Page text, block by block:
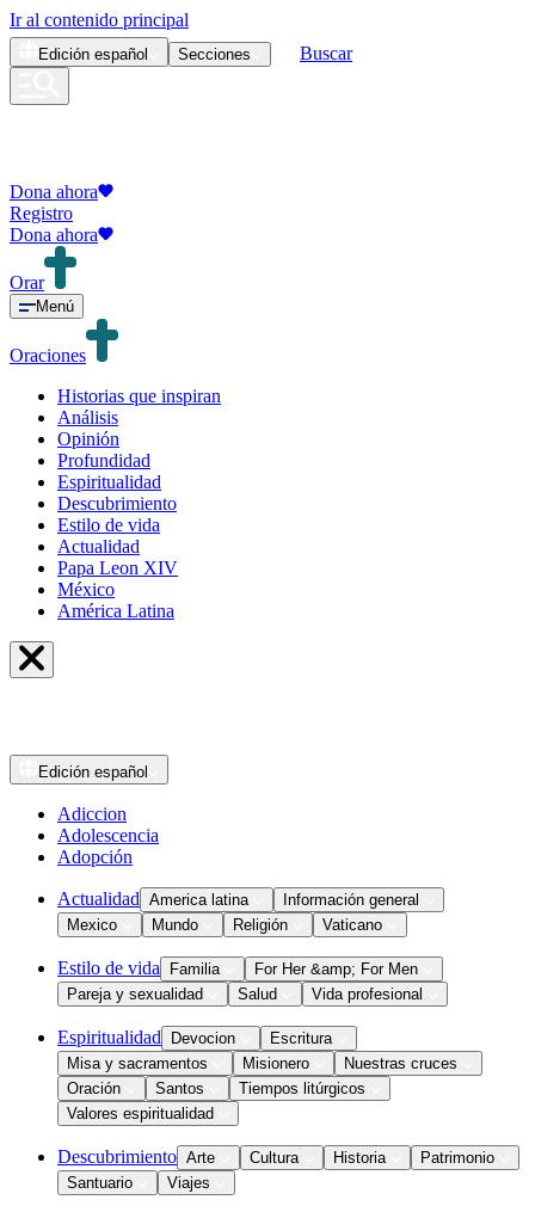
Ir al contenido principal
Edición español Secciones Buscar
Dona ahora
Registro
Dona ahora
Orar
Menú
Oraciones
Historias que inspiran
Análisis
Opinión
Profundidad
Espiritualidad
Descubrimiento
Estilo de vida
Actualidad
Papa Leon XIV
México
América Latina
Edición español
Adiccion
Adolescencia
Adopción
Actualidad America latina
Información general
Mexico
Mundo Religión Vaticano
Estilo de vida Familia
For Her &amp; For Men
Pareja y sexualidad
Salud Vida profesional
Espiritualidad Devocion
Escritura
Misa y sacramentos
Misionero
Nuestras cruces
Oración
Santos
Tiempos litúrgicos
Valores espiritualidad
Descubrimiento Arte Cultura Historia
Patrimonio
Santuario
Viajes